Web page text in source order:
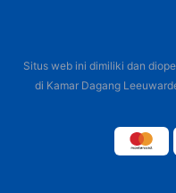
Situs web ini dimiliki dan
di Kamar Dagang